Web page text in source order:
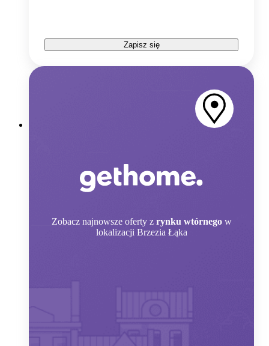
Zapisz się
Zobacz najnowsze oferty z rynku wtórnego w
lokalizacji Brzezia Łąka